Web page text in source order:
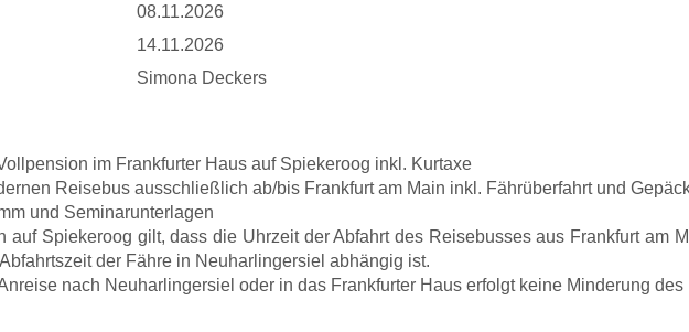
08.11.2026
14.11.2026
Simona Deckers
im Frankfurter Haus auf Spiekeroog inkl. Kurtaxe
Reisebus ausschließlich ab/bis Frankfurt am Main inkl. Fährüberfahrt und
und Seminarunterlagen
auf Spiekeroog gilt, dass die Uhrzeit der Abfahrt des Reisebusses aus Frankfurt am
der Fähre in Neuharlingersiel abhängig ist.
nach Neuharlingersiel oder in das Frankfurter Haus erfolgt keine Minderung des